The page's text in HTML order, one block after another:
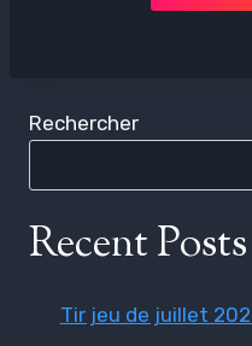
Rechercher
Recent Posts
Tir jeu de juillet